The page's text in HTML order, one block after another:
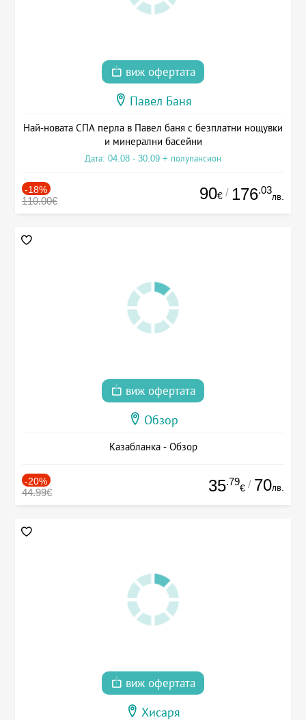
виж офертата
Павел Баня
Най-новата СПА перла в Павел баня с безплатни нощувки
и минерални басейни
Дата: 04.08 - 30.09 + полупансион
-18%
110.00€ 90€ / 176.03
лв.
виж офертата
Обзор
Казабланка - Обзор
-20%
44.99€ 35.79
€ / 70лв.
виж офертата
Хисаря